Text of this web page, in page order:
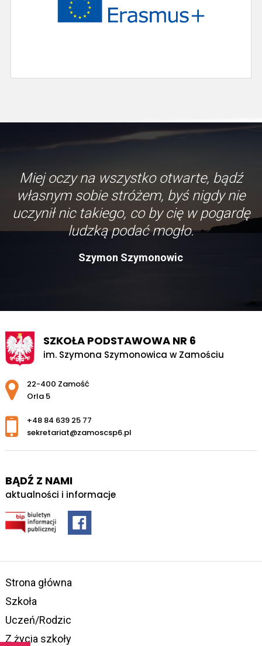
Miej oczy na wszystko otwarte, bądź
własnym sobie stróżem, byś nigdy nie
uczynił nic takiego, co by cię w pogardę
ludzką podać mogło.
Szymon Szymonowic
SZKOŁA PODSTAWOWA NR 6
im. Szymona Szymonowica w Zamościu
Adres pocztowy:
22-400 Zamość
Orla 5
+48 84 639 25 77
sekretariat@zamoscsp6.pl
BĄDŹ Z NAMI
aktualności i informacje
Strona główna
Szkoła
Uczeń/Rodzic
Z życia szkoły